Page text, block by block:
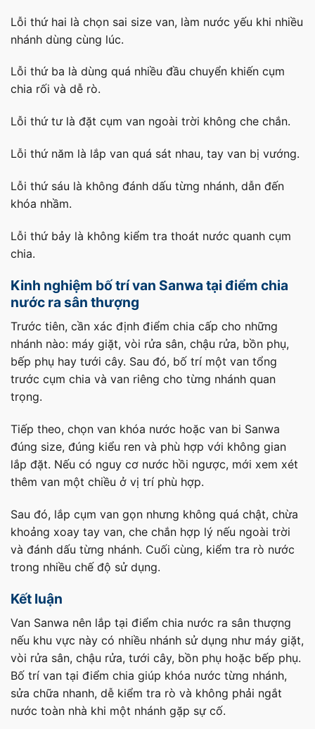
Lỗi thứ hai là chọn sai size van, làm nước yếu khi nhiều
nhánh dùng cùng lúc.
Lỗi thứ ba là dùng quá nhiều đầu chuyển khiến cụm
chia rối và dễ rò.
Lỗi thứ tư là đặt cụm van ngoài trời không che chắn.
Lỗi thứ năm là lắp van quá sát nhau, tay van bị vướng.
Lỗi thứ sáu là không đánh dấu từng nhánh, dẫn đến
khóa nhầm.
Lỗi thứ bảy là không kiểm tra thoát nước quanh cụm
chia.
Kinh nghiệm bố trí van Sanwa tại điểm chia
nước ra sân thượng
Trước tiên, cần xác định điểm chia cấp cho những
nhánh nào: máy giặt, vòi rửa sân, chậu rửa, bồn phụ,
bếp phụ hay tưới cây. Sau đó, bố trí một van tổng
trước cụm chia và van riêng cho từng nhánh quan
trọng.
Tiếp theo, chọn van khóa nước hoặc van bi Sanwa
đúng size, đúng kiểu ren và phù hợp với không gian
lắp đặt. Nếu có nguy cơ nước hồi ngược, mới xem xét
thêm van một chiều ở vị trí phù hợp.
Sau đó, lắp cụm van gọn nhưng không quá chật, chừa
khoảng xoay tay van, che chắn hợp lý nếu ngoài trời
và đánh dấu từng nhánh. Cuối cùng, kiểm tra rò nước
trong nhiều chế độ sử dụng.
Kết luận
Van Sanwa nên lắp tại điểm chia nước ra sân thượng
nếu khu vực này có nhiều nhánh sử dụng như máy giặt,
vòi rửa sân, chậu rửa, tưới cây, bồn phụ hoặc bếp phụ.
Bố trí van tại điểm chia giúp khóa nước từng nhánh,
sửa chữa nhanh, dễ kiểm tra rò và không phải ngắt
nước toàn nhà khi một nhánh gặp sự cố.